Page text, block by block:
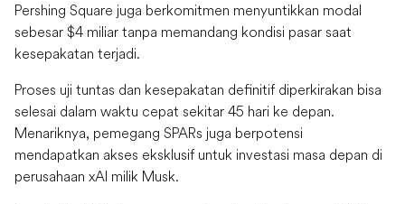
Pershing Square juga berkomitmen menyuntikkan modal
sebesar $4 miliar tanpa memandang kondisi pasar saat
kesepakatan terjadi.
Proses uji tuntas dan kesepakatan definitif diperkirakan bisa
selesai dalam waktu cepat sekitar 45 hari ke depan.
Menariknya, pemegang SPARs juga berpotensi
mendapatkan akses eksklusif untuk investasi masa depan di
perusahaan xAI milik Musk.